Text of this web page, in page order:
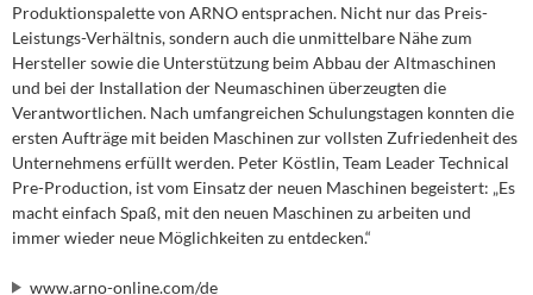
Produktionspalette von ARNO entsprachen. Nicht nur das Preis-
Leistungs-Verhältnis, sondern auch die unmittelbare Nähe zum
Hersteller sowie die Unterstützung beim Abbau der Altmaschinen
und bei der Installation der Neumaschinen überzeugten die
Verantwortlichen. Nach umfangreichen Schulungstagen konnten die
ersten Aufträge mit beiden Maschinen zur vollsten Zufriedenheit des
Unternehmens erfüllt werden. Peter Köstlin, Team Leader Technical
Pre-Production, ist vom Einsatz der neuen Maschinen begeistert: „Es
macht einfach Spaß, mit den neuen Maschinen zu arbeiten und
immer wieder neue Möglichkeiten zu entdecken.“
www.arno-online.com/de